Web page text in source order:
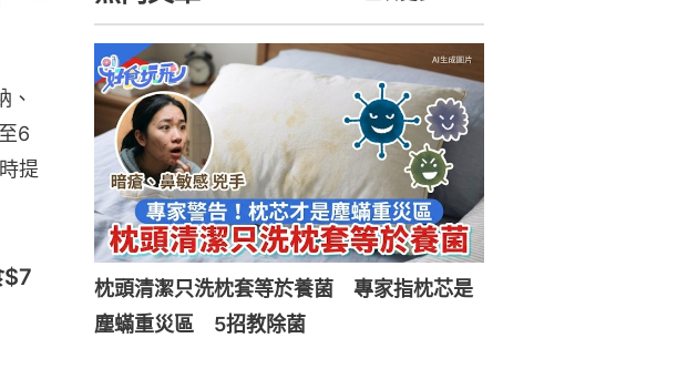
、
6
提
$7
枕頭清潔只洗枕套等於養菌 專家指枕芯是
塵蟎重災區 5招教除菌